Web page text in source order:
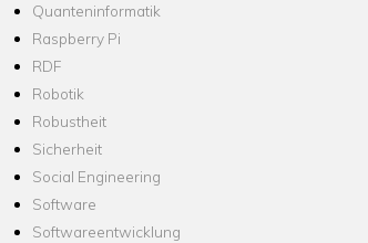
Quanteninformatik
Raspberry Pi
RDF
Robotik
Robustheit
Sicherheit
Social Engineering
Software
Softwareentwicklung